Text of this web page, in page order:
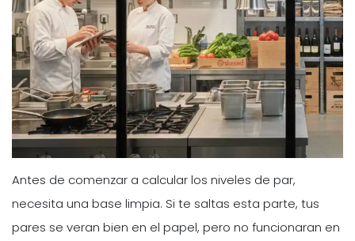
Antes de comenzar a calcular los niveles de par,
necesita una base limpia. Si te saltas esta parte, tus
pares se veran bien en el papel, pero no funcionaran en